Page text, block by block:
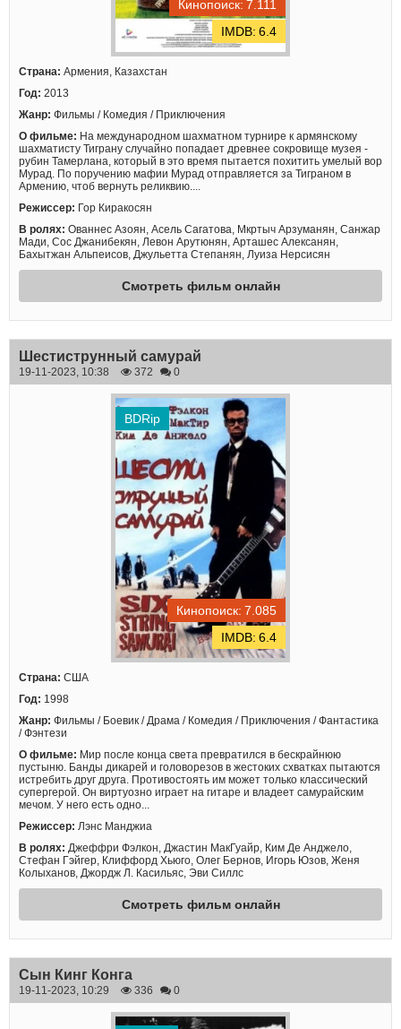
7.111
6.4
Страна: Армения, Казахстан
Год: 2013
Жанр: Фильмы / Комедия / Приключения
О фильме: На международном шахматном турнире к армянскому
шахматисту Тиграну случайно попадает древнее сокровище музея -
рубин Тамерлана, который в это время пытается похитить умелый вор
Мурад. По поручению мафии Мурад отправляется за Тиграном в
Армению, чтоб вернуть реликвию....
Режиссер: Гор Киракосян
В ролях: Ованнес Азоян, Асель Сагатова, Мкртыч Арзуманян, Санжар
Мади, Сос Джанибекян, Левон Арутюнян, Арташес Алексанян,
Бахытжан Альпеисов, Джульетта Степанян, Луиза Нерсисян
Смотреть фильм онлайн
Шестиструнный самурай
19-11-2023, 10:38 372 0
BDRip
7.085
6.4
Страна: США
Год: 1998
Жанр: Фильмы / Боевик / Драма / Комедия / Приключения / Фантастика
/ Фэнтези
О фильме: Мир после конца света превратился в бескрайнюю
пустыню. Банды дикарей и головорезов в жестоких схватках пытаются
истребить друг друга. Противостоять им может только классический
супергерой. Он виртуозно играет на гитаре и владеет самурайским
мечом. У него есть одно...
Режиссер: Лэнс Манджиа
В ролях: Джеффри Фэлкон, Джастин МакГуайр, Ким Де Анджело,
Стефан Гэйгер, Клиффорд Хьюго, Олег Бернов, Игорь Юзов, Женя
Колыханов, Джордж Л. Касильяс, Эви Силлс
Смотреть фильм онлайн
Сын Кинг Конга
19-11-2023, 10:29 336 0